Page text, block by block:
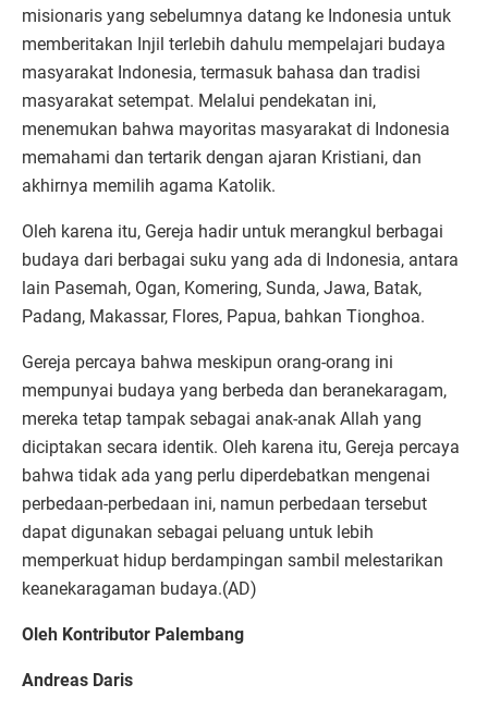
misionaris yang sebelumnya datang ke Indonesia untuk
memberitakan Injil terlebih dahulu mempelajari budaya
masyarakat Indonesia, termasuk bahasa dan tradisi
masyarakat setempat. Melalui pendekatan ini,
menemukan bahwa mayoritas masyarakat di Indonesia
memahami dan tertarik dengan ajaran Kristiani, dan
akhirnya memilih agama Katolik.
Oleh karena itu, Gereja hadir untuk merangkul berbagai
budaya dari berbagai suku yang ada di Indonesia, antara
lain Pasemah, Ogan, Komering, Sunda, Jawa, Batak,
Padang, Makassar, Flores, Papua, bahkan Tionghoa.
Gereja percaya bahwa meskipun orang-orang ini
mempunyai budaya yang berbeda dan beranekaragam,
mereka tetap tampak sebagai anak-anak Allah yang
diciptakan secara identik. Oleh karena itu, Gereja percaya
bahwa tidak ada yang perlu diperdebatkan mengenai
perbedaan-perbedaan ini, namun perbedaan tersebut
dapat digunakan sebagai peluang untuk lebih
memperkuat hidup berdampingan sambil melestarikan
keanekaragaman budaya.(AD)
Oleh Kontributor Palembang
Andreas Daris